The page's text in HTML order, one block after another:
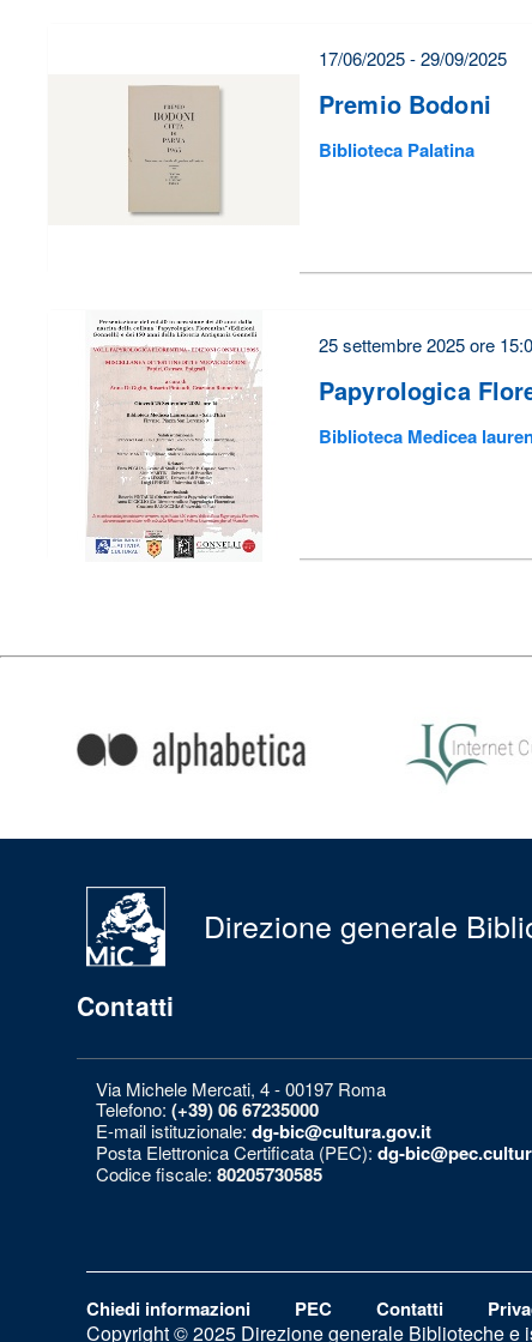
17/06/2025 - 29/09/2025
Premio Bodoni
Biblioteca Palatina
25 settembre 2025 ore
Papyrologica
Biblioteca Medicea
Direzione generale
Contatti
Via Michele Mercati, 4 - 00197 Roma
Telefono: (+39) 06 67235000
E-mail istituzionale: dg-bic@cultura.gov.it
Posta Elettronica Certificata (PEC): dg-
Codice fiscale: 80205730585
Chiedi informazioni PEC Contatti
Copyright © 2025 Direzione generale Biblioteche e